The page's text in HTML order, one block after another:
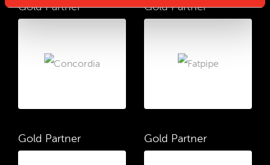
Gold Partner Gold Partner
Gold Partner Gold Partner